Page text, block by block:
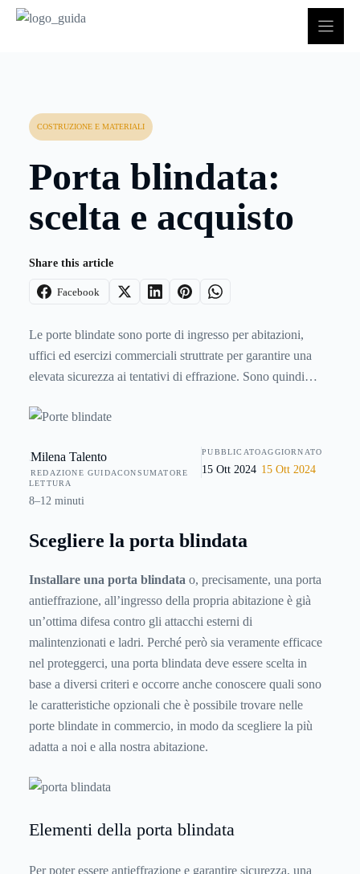
COSTRUZIONE E MATERIALI
Porta blindata:
scelta e acquisto
Share this article
Facebook
Le porte blindate sono porte di ingresso per abitazioni,
uffici ed esercizi commerciali struttrate per garantire una
elevata sicurezza ai tentativi di effrazione. Sono quindi
cosiddetta "difesa passiva", essendo create per evitare
esterni da parte di malintenzionati. Per rendere più facile
capire quale sia il loro livello di resistenza a scasso ed
effrazione sono suddivise in sei "classi di sicurezza" e sono
seconda del grado di protezione. Questo articolo permette
scegliere la giusta porta blindata per la propria casa.
Milena Talento
REDAZIONE GUIDACONSUMATORE
PUBBLICATO
15 Ott 2024
AGGIORNATO
15 Ott 2024
LETTURA
8–12 minuti
Scegliere la porta blindata
Installare una porta blindata o, precisamente, una porta
antieffrazione, all’ingresso della propria abitazione è già
un’ottima difesa contro gli attacchi esterni di
malintenzionati e ladri. Perché però sia veramente efficace
nel proteggerci, una porta blindata deve essere scelta in
base a diversi criteri e occorre anche conoscere quali sono
le caratteristiche opzionali che è possibile trovare nelle
porte blindate in commercio, in modo da scegliere la più
adatta a noi e alla nostra abitazione.
Elementi della porta blindata
Per poter essere antieffrazione e garantire sicurezza, una